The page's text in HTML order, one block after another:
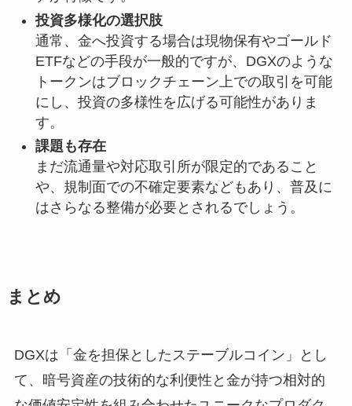
投資多様化の選択肢
通常、金へ投資する場合は現物保有やゴールド
ETFなどの手段が一般的ですが、DGXのような
トークンはブロックチェーン上での取引を可能
にし、投資の多様性を広げる可能性がありま
す。
課題も存在
まだ流通量や対応取引所が限定的であること
や、規制面での不確定要素などもあり、普及に
はさらなる整備が必要とされるでしょう。
まとめ
DGXは「金を担保としたステーブルコイン」とし
て、暗号資産の技術的な利便性と金が持つ相対的